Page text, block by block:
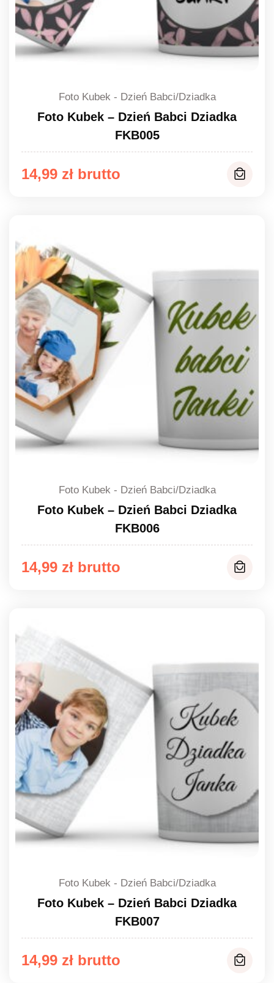
Foto Kubek - Dzień Babci/Dziadka
Foto Kubek – Dzień Babci Dziadka
FKB005
14,99 zł
Foto Kubek - Dzień Babci/Dziadka
Foto Kubek – Dzień Babci Dziadka
FKB006
14,99 zł
Foto Kubek - Dzień Babci/Dziadka
Foto Kubek – Dzień Babci Dziadka
FKB007
14,99 zł